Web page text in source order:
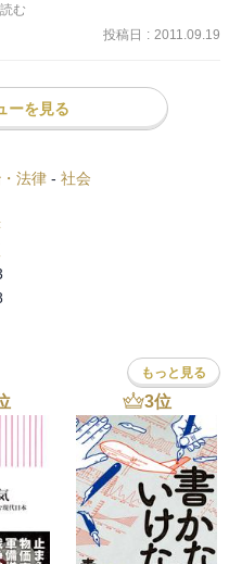
して再利用というのもとても
食材や宿泊地なども見栄を張
途半端。
。
にその地域の人を巻き込んで
ってこと。
するかを考える段階になっ
うだと思った。
む
投稿日 : 2011.09.19
ーを見る
法律 - 社会
もっと見る
3位